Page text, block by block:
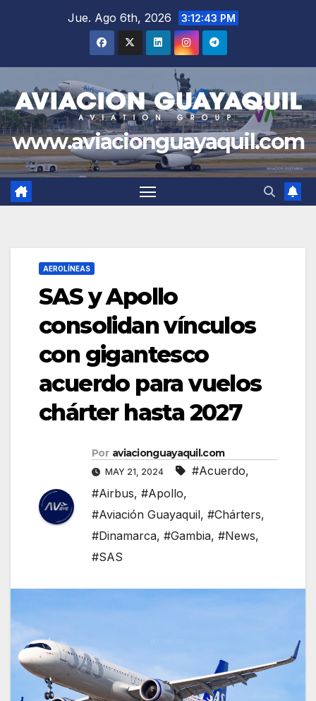
Jue. Ago 6th, 2026 3:12:44 PM
www.aviacionguayaquil.com
AEROLÍNEAS
SAS y Apollo
consolidan vínculos
con gigantesco
acuerdo para vuelos
chárter hasta 2027
Por aviacionguayaquil.com
MAY 21, 2024 #Acuerdo,
#Airbus, #Apollo,
#Aviación Guayaquil, #Chárters,
#Dinamarca, #Gambia, #News,
#SAS